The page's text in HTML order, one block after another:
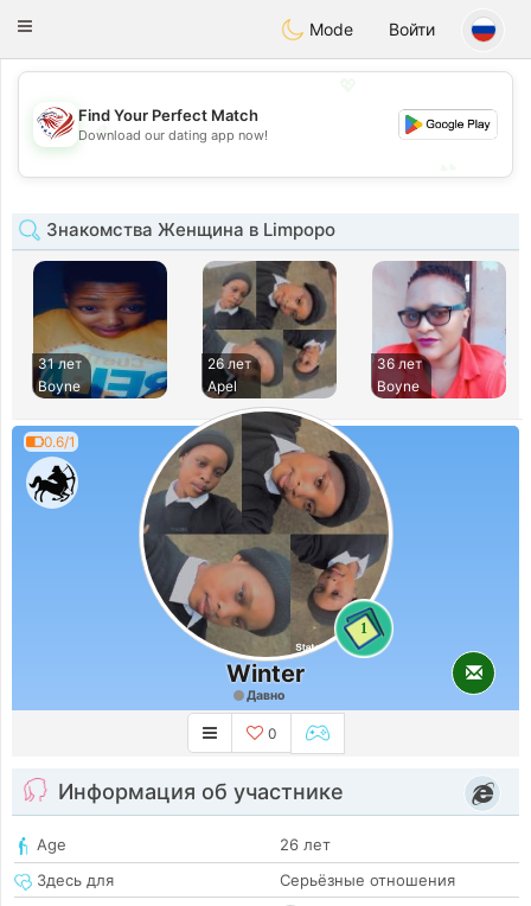
Dating
Toggle
Mode Войти
💖
💕
Find Your Perfect Match
Download our dating app now!
Знакомства Женщина в Limpopo
31 лет
Boyne
26 лет
Apel
36 лет
Boyne
0.6/1
1
Winter
Давно
0
Информация об участнике
Age
26 лет
Здесь для
Серьёзные отношения